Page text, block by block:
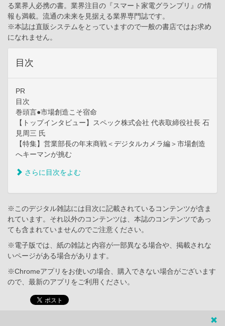
る業界人必携の書。業界注目の『スマート家電グランプリ』の情
報も満載。流通の未来を見据える業界専門誌です。
※本誌は直販システムをとっていますので一般の書店ではお求め
になれません。
目次
PR
目次
巻頭言●市場創造こそ宿命
【トップインタビュー】スペック株式会社 代表取締役社長 石
見周三 氏
【特集】営業部長の年末商戦＜デジタルカメラ編＞市場創造
へキーマンが挑む
さらに目次をよむ
※このデジタル雑誌には目次に記載されているコンテンツが含ま
れています。それ以外のコンテンツは、本誌のコンテンツであっ
ても含まれていませんのでご注意ください。
※電子版では、紙の雑誌と内容が一部異なる場合や、掲載されな
いページがある場合があります。
※Chromeアプリをお使いの場合、購入できない場合がございます
ので、最新のアプリをご利用ください。